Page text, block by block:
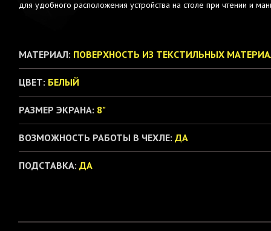
для удобного расположения устройства на столе при чтении и
МАТЕРИАЛ: ПОВЕРХНОСТЬ ИЗ ТЕКСТИЛЬНЫХ
ЦВЕТ: БЕЛЫЙ
РАЗМЕР ЭКРАНА: 8"
ВОЗМОЖНОСТЬ РАБОТЫ В ЧЕХЛЕ: ДА
ПОДСТАВКА: ДА